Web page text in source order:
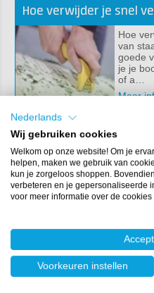
Hoe
van
goede
je je
of a…
Meer
Reparatie van de
Als de
vochtig
je
Meer
Nederlands
Wij gebruiken cookies
Welkom op onze website! Om je
helpen, maken we gebruik van
kun je zorgeloos shoppen.
verbeteren en je gepersonaliseerde
voor meer informatie over de
Voorkeuren instellen